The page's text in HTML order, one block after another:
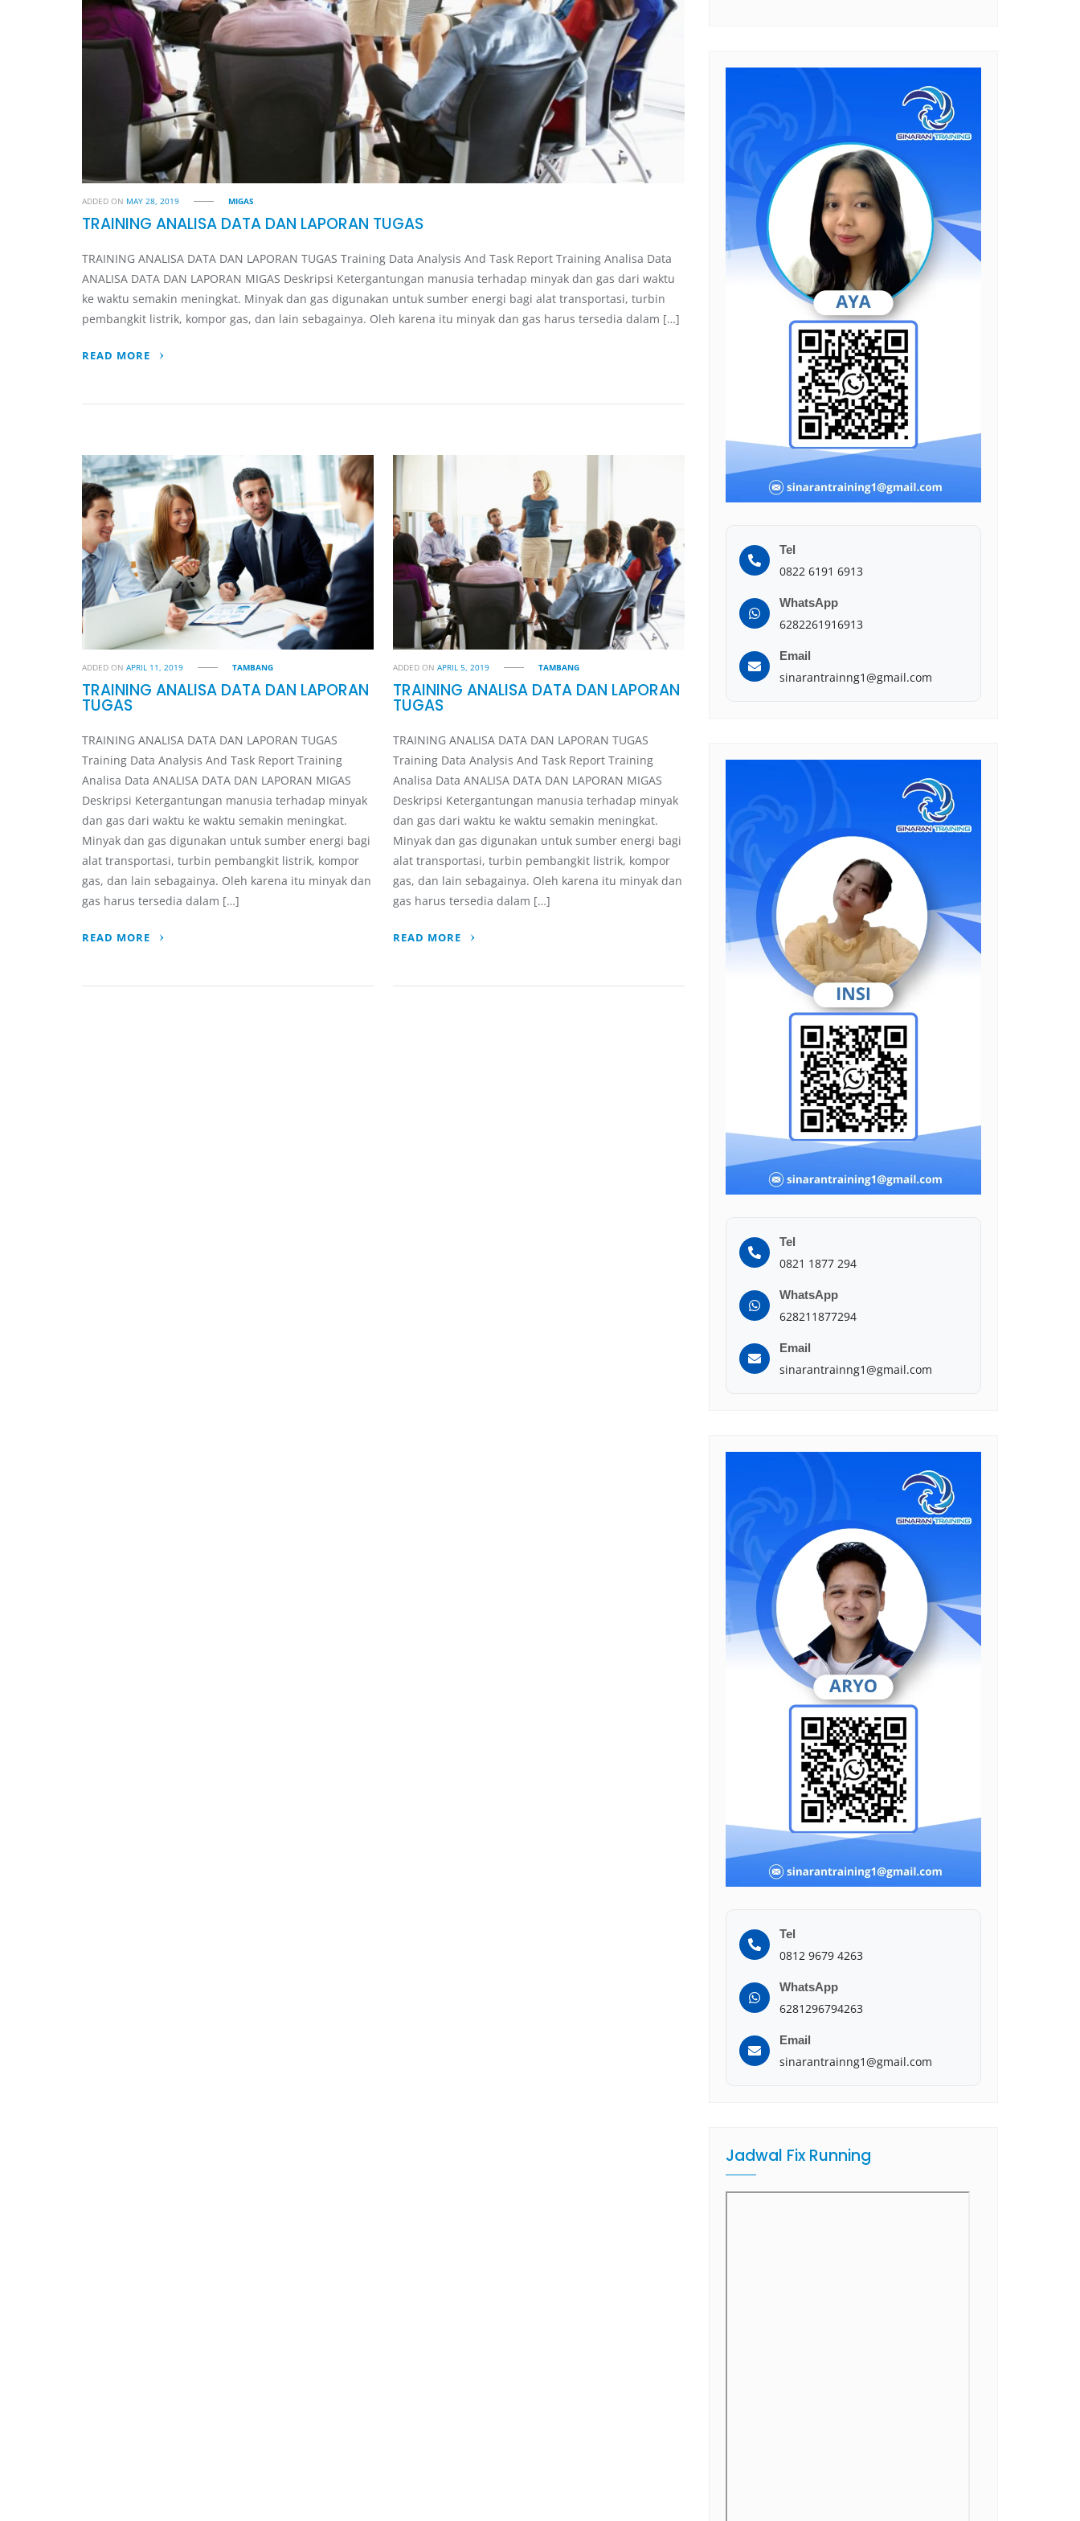
ADDED ON MAY 28, 2019 MIGAS
TRAINING ANALISA DATA DAN LAPORAN TUGAS
TRAINING ANALISA DATA DAN LAPORAN TUGAS Training Data Analysis And Task Report Training Analisa Data
ANALISA DATA DAN LAPORAN MIGAS Deskripsi Ketergantungan manusia terhadap minyak dan gas dari waktu
ke waktu semakin meningkat. Minyak dan gas digunakan untuk sumber energi bagi alat transportasi, turbin
pembangkit listrik, kompor gas, dan lain sebagainya. Oleh karena itu minyak dan gas harus tersedia dalam […]
READ MORE
ADDED ONAPRIL 11, 2019 TAMBANG
TRAINING ANALISA DATA DAN LAPORAN
TUGAS
TRAINING ANALISA DATA DAN LAPORAN TUGAS
Training Data Analysis And Task Report Training
Analisa Data ANALISA DATA DAN LAPORAN MIGAS
Deskripsi Ketergantungan manusia terhadap minyak
dan gas dari waktu ke waktu semakin meningkat.
Minyak dan gas digunakan untuk sumber energi bagi
alat transportasi, turbin pembangkit listrik, kompor
gas, dan lain sebagainya. Oleh karena itu minyak dan
gas harus tersedia dalam […]
READ MORE
ADDED ON APRIL 5, 2019 TAMBANG
TRAINING ANALISA DATA DAN LAPORAN
TUGAS
TRAINING ANALISA DATA DAN LAPORAN TUGAS
Training Data Analysis And Task Report Training
Analisa Data ANALISA DATA DAN LAPORAN MIGAS
Deskripsi Ketergantungan manusia terhadap minyak
dan gas dari waktu ke waktu semakin meningkat.
Minyak dan gas digunakan untuk sumber energi bagi
alat transportasi, turbin pembangkit listrik, kompor
gas, dan lain sebagainya. Oleh karena itu minyak dan
gas harus tersedia dalam […]
READ MORE
Tel
0822 6191 6913
WhatsApp
6282261916913
Email
sinarantrainng1@gmail.com
Tel
0821 1877 294
WhatsApp
628211877294
Email
sinarantrainng1@gmail.com
Tel
0812 9679 4263
WhatsApp
6281296794263
Email
sinarantrainng1@gmail.com
Jadwal Fix Running